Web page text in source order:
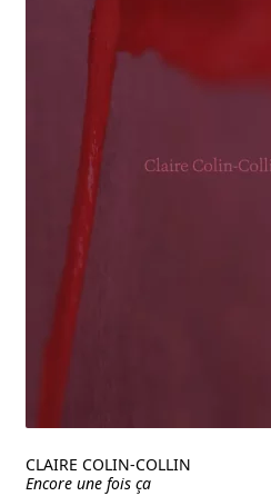
CLAIRE COLIN-COLLIN
Encore une fois ça